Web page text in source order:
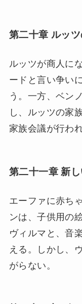
第二十章 ルッ
ルッツが商人に
ードと言い争い
う。一方、ベン
し、ルッツの家
家族会議が行われ
第二十一章 新し
エーファに赤ち
ンは、子供用の
ヴィルマと、音
える。しかし、
がらない。